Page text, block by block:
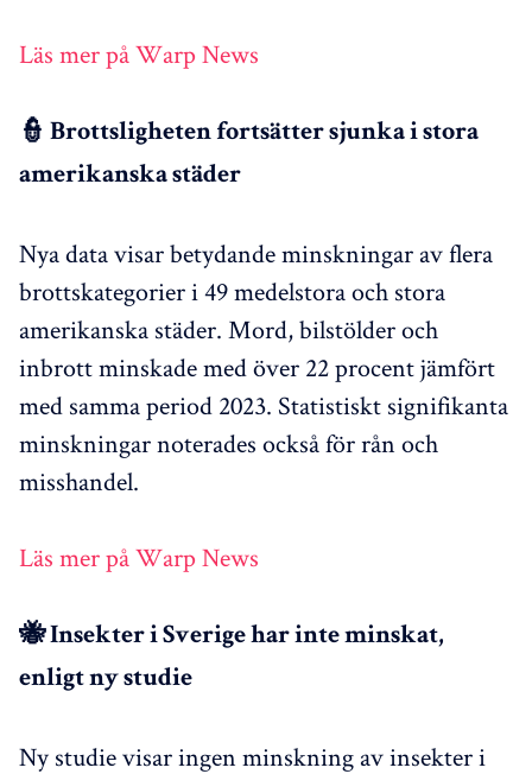
Läs mer på Warp News
👮 Brottsligheten fortsätter sjunka i stora
amerikanska städer
Nya data visar betydande minskningar av flera
brottskategorier i 49 medelstora och stora
amerikanska städer. Mord, bilstölder och
inbrott minskade med över 22 procent jämfört
med samma period 2023. Statistiskt signifikanta
minskningar noterades också för rån och
misshandel.
Läs mer på Warp News
🐝 Insekter i Sverige har inte minskat,
enligt ny studie
Ny studie visar ingen minskning av insekter i